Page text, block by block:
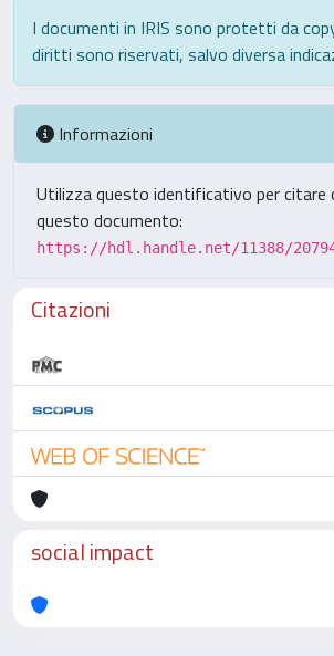
I documenti in IRIS sono protetti da
diritti sono riservati, salvo diversa
Informazioni
Utilizza questo identificativo per citare
questo documento:
https://hdl.handle.net/11388/
Citazioni
social impact